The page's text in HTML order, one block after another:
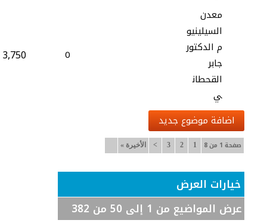
معدن
السيلينيو
م الدكتور
جابر
القحطان
ي
0
3,750
اضافة موضوع جديد
صفحة 1 من 8 1
2
3
> الأخيرة »
خيارات العرض
عرض المواضيع من 1 إلى 50 من 382